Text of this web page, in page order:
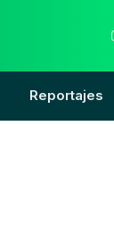
Reportajes